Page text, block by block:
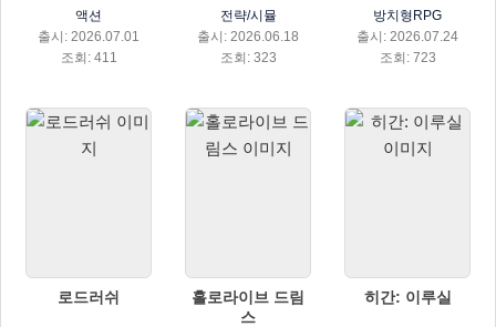
액션
출시: 2026.07.01
조회: 411
전략/시뮬
출시: 2026.06.18
조회: 323
방치형RPG
출시: 2026.07.24
조회: 723
로드러쉬
홀로라이브 드림
스
히간: 이루실